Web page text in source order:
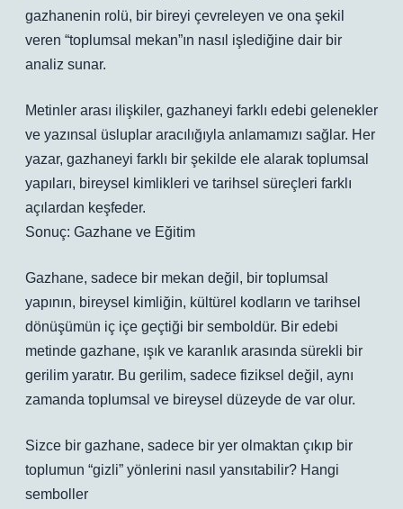
gazhanenin rolü, bir bireyi çevreleyen ve ona şekil
veren “toplumsal mekan”ın nasıl işlediğine dair bir
analiz sunar.
Metinler arası ilişkiler, gazhaneyi farklı edebi gelenekler
ve yazınsal üsluplar aracılığıyla anlamamızı sağlar. Her
yazar, gazhaneyi farklı bir şekilde ele alarak toplumsal
yapıları, bireysel kimlikleri ve tarihsel süreçleri farklı
açılardan keşfeder.
Sonuç: Gazhane ve Eğitim
Gazhane, sadece bir mekan değil, bir toplumsal
yapının, bireysel kimliğin, kültürel kodların ve tarihsel
dönüşümün iç içe geçtiği bir semboldür. Bir edebi
metinde gazhane, ışık ve karanlık arasında sürekli bir
gerilim yaratır. Bu gerilim, sadece fiziksel değil, aynı
zamanda toplumsal ve bireysel düzeyde de var olur.
Sizce bir gazhane, sadece bir yer olmaktan çıkıp bir
toplumun “gizli” yönlerini nasıl yansıtabilir? Hangi
semboller